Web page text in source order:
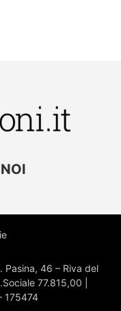
Pasina, 46 – Riva del
77.815,00 |
175474